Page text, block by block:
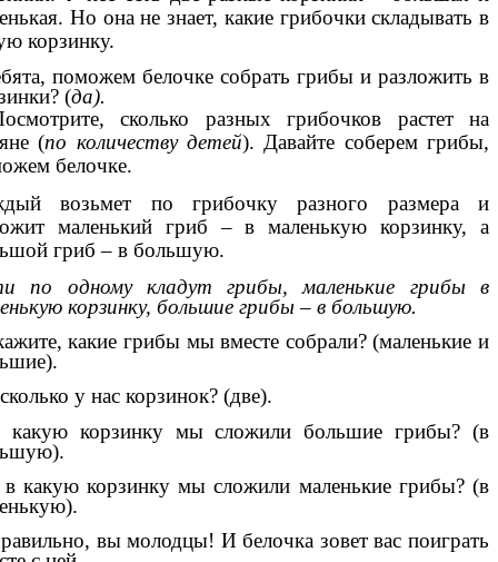
Но она не знает, какие грибочки складывать в
корзинку.
поможем белочке собрать грибы и разложить в
(да).
сколько разных грибочков растет на
(по количеству детей). Давайте соберем грибы,
белочке.
возьмет по грибочку разного размера и
маленький гриб – в маленькую корзинку, а
гриб – в большую.
по одному кладут грибы, маленькие грибы в
корзинку, большие грибы – в большую.
какие грибы мы вместе собрали? (маленькие и
у нас корзинок? (две).
корзинку мы сложили большие грибы? (в
какую корзинку мы сложили маленькие грибы? (в
вы молодцы! И белочка зовет вас поиграть